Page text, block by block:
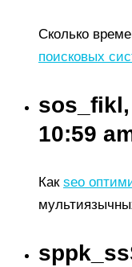
Сколько
поисковых
sos_fikl,
10:59
Как seo